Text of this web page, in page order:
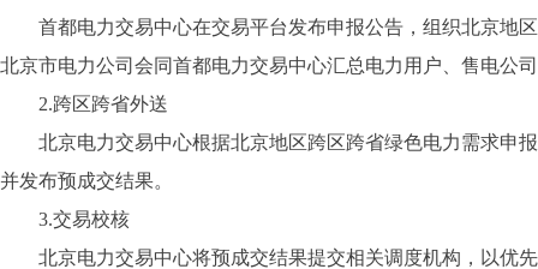
首都电力交易中心在交易平台发布申报公告，组织北京地区
北京市电力公司会同首都电力交易中心汇总电力用户、售电公
2.跨区跨省外送
北京电力交易中心根据北京地区跨区跨省绿色电力需求申报
并发布预成交结果。
3.交易校核
北京电力交易中心将预成交结果提交相关调度机构，以优先